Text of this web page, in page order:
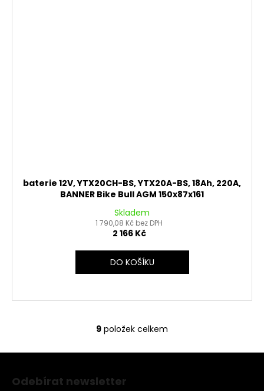
baterie 12V, YTX20CH-BS, YTX20A-BS, 18Ah, 220A,
BANNER Bike Bull AGM 150x87x161
Skladem
1 790,08 Kč bez DPH
2 166 Kč
DO KOŠÍKU
O
v
9 položek celkem
Odebírat newsletter